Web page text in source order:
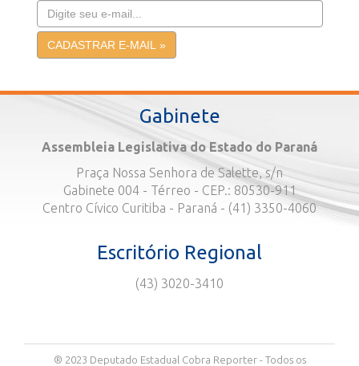
Gabinete
Assembleia Legislativa do Estado do Paraná
Praça Nossa Senhora de Salette, s/n
Gabinete 004 - Térreo - CEP.: 80530-911
Centro Cívico Curitiba - Paraná - (41) 3350-4060
Escritório Regional
(43) 3020-3410
® 2023 Deputado Estadual Cobra Reporter - Todos os